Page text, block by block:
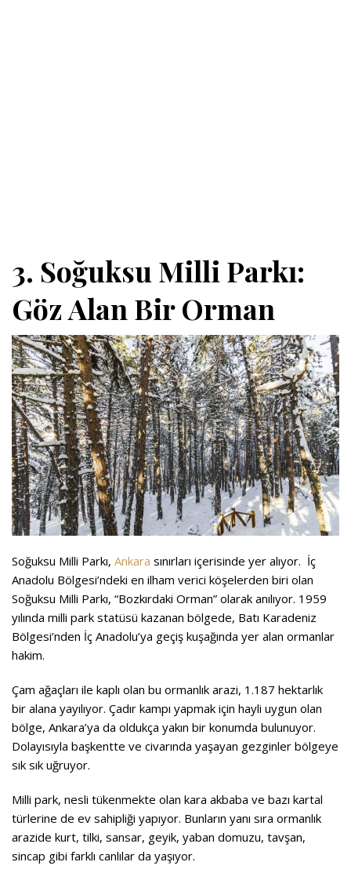
3. Soğuksu Milli Parkı:
Göz Alan Bir Orman
Soğuksu Milli Parkı, Ankara sınırları içerisinde yer alıyor. İç
Anadolu Bölgesi’ndeki en ilham verici köşelerden biri olan
Soğuksu Milli Parkı, “Bozkırdaki Orman” olarak anılıyor. 1959
yılında milli park statüsü kazanan bölgede, Batı Karadeniz
Bölgesi’nden İç Anadolu’ya geçiş kuşağında yer alan ormanlar
hakim.
Çam ağaçları ile kaplı olan bu ormanlık arazi, 1.187 hektarlık
bir alana yayılıyor. Çadır kampı yapmak için hayli uygun olan
bölge, Ankara’ya da oldukça yakın bir konumda bulunuyor.
Dolayısıyla başkentte ve civarında yaşayan gezginler bölgeye
sık sık uğruyor.
Milli park, nesli tükenmekte olan kara akbaba ve bazı kartal
türlerine de ev sahipliği yapıyor. Bunların yanı sıra ormanlık
arazide kurt, tilki, sansar, geyik, yaban domuzu, tavşan,
sincap gibi farklı canlılar da yaşıyor.